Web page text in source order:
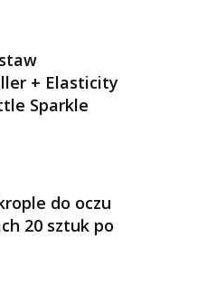
+ Elasticity
Sparkle
do oczu
20 sztuk po